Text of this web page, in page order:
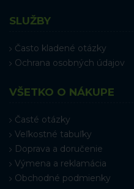
SLUŽBY
Často kladené otázky
Ochrana osobných údajov
VŠETKO O NÁKUPE
Časté otázky
Veľkostné tabuľky
Doprava a doručenie
Výmena a reklamácia
Obchodné podmienky